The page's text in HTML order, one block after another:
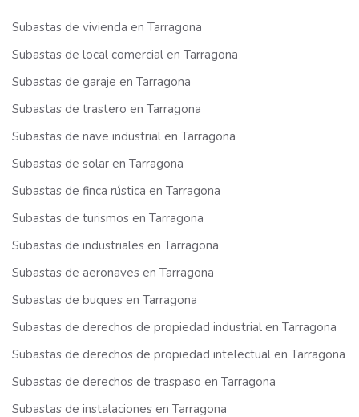
Subastas de vivienda en Tarragona
Subastas de local comercial en Tarragona
Subastas de garaje en Tarragona
Subastas de trastero en Tarragona
Subastas de nave industrial en Tarragona
Subastas de solar en Tarragona
Subastas de finca rústica en Tarragona
Subastas de turismos en Tarragona
Subastas de industriales en Tarragona
Subastas de aeronaves en Tarragona
Subastas de buques en Tarragona
Subastas de derechos de propiedad industrial en Tarragona
Subastas de derechos de propiedad intelectual en Tarragona
Subastas de derechos de traspaso en Tarragona
Subastas de instalaciones en Tarragona